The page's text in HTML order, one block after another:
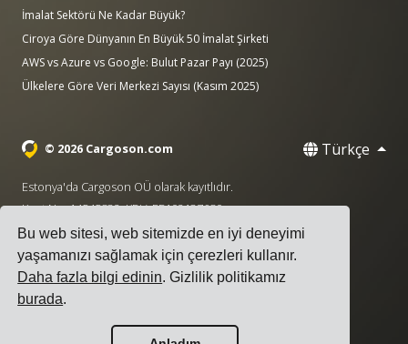
Bu web sitesi, web sitemizde en iyi deneyimi
yaşamanızı sağlamak için çerezleri kullanır.
Daha fazla bilgi edinin. Gizlilik politikamız
burada.
İmalat Sektörü Ne Kadar Büyük?
Ciroya Göre Dünyanın En Büyük 50 İmalat Şirketi
AWS vs Azure vs Google: Bulut Pazar Payı (2025)
Ülkelere Göre Veri Merkezi Sayısı (Kasım 2025)
© 2026 Cargoson.com Türkçe
Estonya'da Cargoson OÜ olarak kayıtlıdır.
Kayıt No: 14545832. KDV: EE102137680.
Genel Merkez: Pärnu mnt. 141, 11314 Tallinn, Estonya
+372 5555 0028 ·hello@cargoson.com
Hizmet Şartları